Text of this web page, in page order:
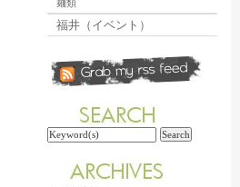
麺類
福井（イベント）